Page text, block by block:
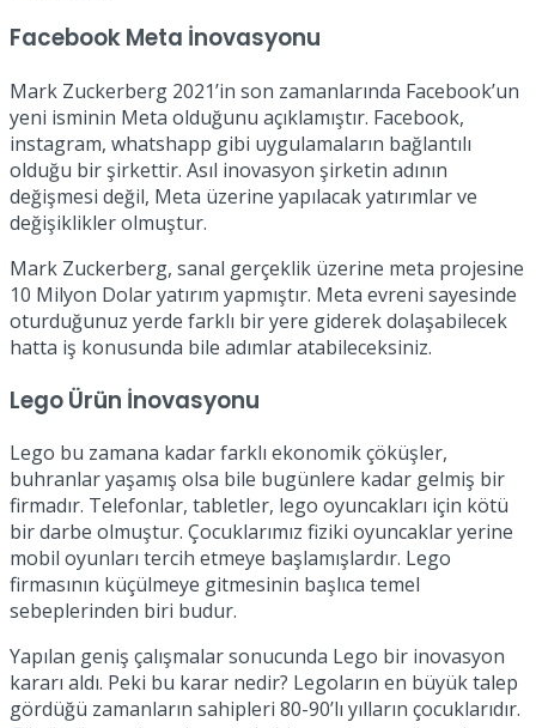
Facebook Meta İnovasyonu
Mark Zuckerberg 2021’in son zamanlarında Facebook’un
yeni isminin Meta olduğunu açıklamıştır. Facebook,
instagram, whatshapp gibi uygulamaların bağlantılı
olduğu bir şirkettir. Asıl inovasyon şirketin adının
değişmesi değil, Meta üzerine yapılacak yatırımlar ve
değişiklikler olmuştur.
Mark Zuckerberg, sanal gerçeklik üzerine meta projesine
10 Milyon Dolar yatırım yapmıştır. Meta evreni sayesinde
oturduğunuz yerde farklı bir yere giderek dolaşabilecek
hatta iş konusunda bile adımlar atabileceksiniz.
Lego Ürün İnovasyonu
Lego bu zamana kadar farklı ekonomik çöküşler,
buhranlar yaşamış olsa bile bugünlere kadar gelmiş bir
firmadır. Telefonlar, tabletler, lego oyuncakları için kötü
bir darbe olmuştur. Çocuklarımız fiziki oyuncaklar yerine
mobil oyunları tercih etmeye başlamışlardır. Lego
firmasının küçülmeye gitmesinin başlıca temel
sebeplerinden biri budur.
Yapılan geniş çalışmalar sonucunda Lego bir inovasyon
kararı aldı. Peki bu karar nedir? Legoların en büyük talep
gördüğü zamanların sahipleri 80-90’lı yılların çocuklarıdır.